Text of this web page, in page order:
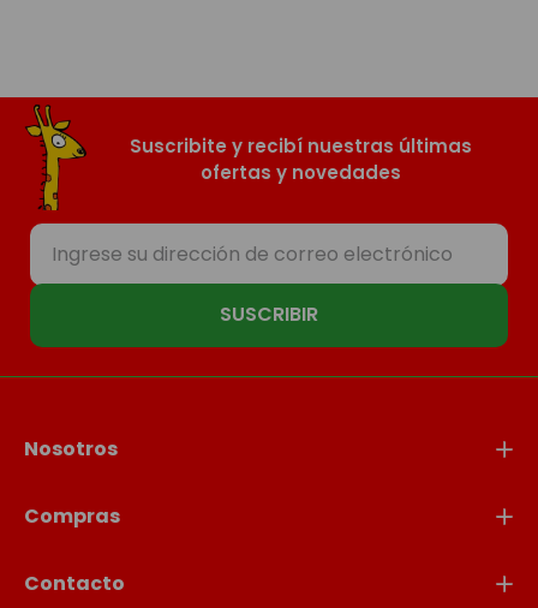
Suscribite y recibí nuestras últimas
ofertas y novedades
SUSCRIBIR
Nosotros
Compras
Contacto